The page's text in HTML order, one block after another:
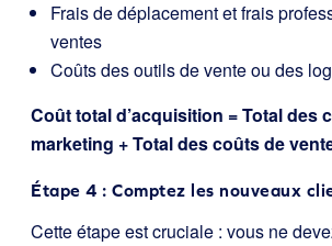
Frais de déplacement et frais
ventes
Coûts des outils de vente ou des
Coût total d’acquisition = Total des
marketing + Total des coûts de
Étape 4 : Comptez les nouveaux
Cette étape est cruciale : vous ne